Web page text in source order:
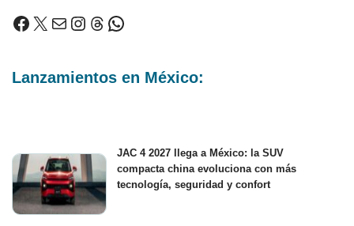
Lanzamientos en México:
JAC 4 2027 llega a México: la SUV
compacta china evoluciona con más
tecnología, seguridad y confort